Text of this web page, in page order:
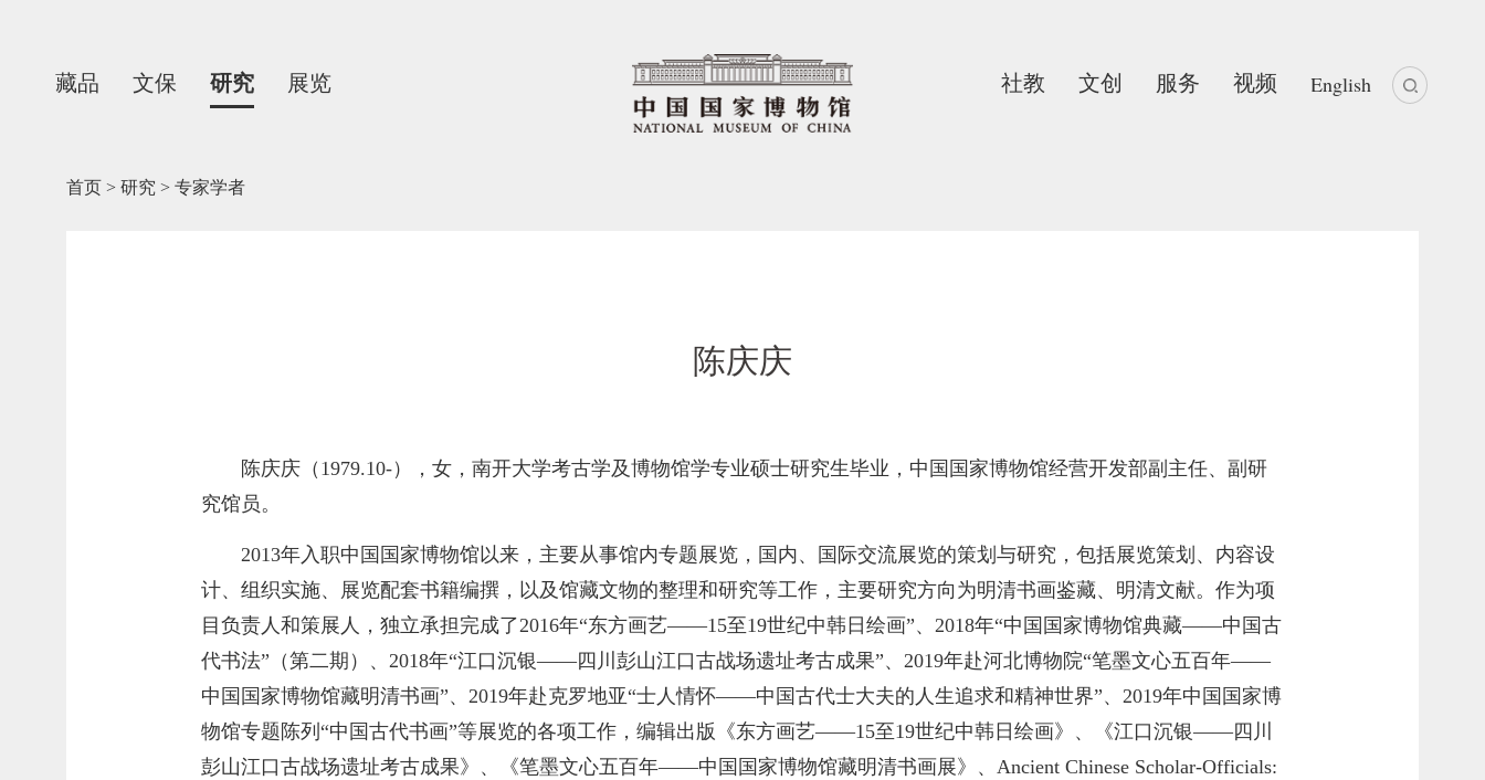
藏品 文保 研究 展览 社教 文创 服务 视频 English
首页 > 研究 > 专家学者
陈庆庆
陈庆庆（1979.10-），女，南开大学考古学及博物馆学专业硕士研究生毕业，中国国家博物馆经营开发部副主任、副研
究馆员。
2013年入职中国国家博物馆以来，主要从事馆内专题展览，国内、国际交流展览的策划与研究，包括展览策划、内容设
计、组织实施、展览配套书籍编撰，以及馆藏文物的整理和研究等工作，主要研究方向为明清书画鉴藏、明清文献。作为项
目负责人和策展人，独立承担完成了2016年“东方画艺——15至19世纪中韩日绘画”、2018年“中国国家博物馆典藏——中国古
代书法”（第二期）、2018年“江口沉银——四川彭山江口古战场遗址考古成果”、2019年赴河北博物院“笔墨文心五百年——
中国国家博物馆藏明清书画”、2019年赴克罗地亚“士人情怀——中国古代士大夫的人生追求和精神世界”、2019年中国国家博
物馆专题陈列“中国古代书画”等展览的各项工作，编辑出版《东方画艺——15至19世纪中韩日绘画》、《江口沉银——四川
彭山江口古战场遗址考古成果》、《笔墨文心五百年——中国国家博物馆藏明清书画展》、Ancient Chinese Scholar-Officials: